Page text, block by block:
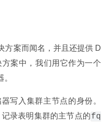
方案而闻名，并且还提供 D
案中，我们用它作为一个
写入集群主节点的身份。
录表明集群的主节点的fq